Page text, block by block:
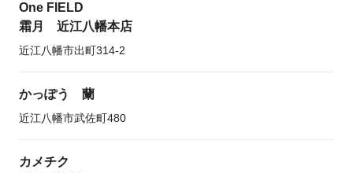
One FIELD
霜月 近江八幡本店
近江八幡市出町314-2
かっぽう 蘭
近江八幡市武佐町480
カメチク